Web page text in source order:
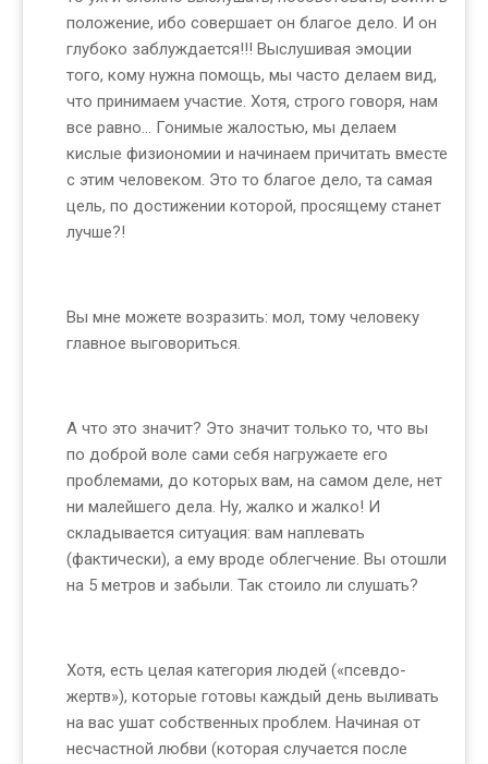
положение, ибо совершает он благое дело. И он
глубоко заблуждается!!! Выслушивая эмоции
того, кому нужна помощь, мы часто делаем вид,
что принимаем участие. Хотя, строго говоря, нам
все равно... Гонимые жалостью, мы делаем
кислые физиономии и начинаем причитать вместе
с этим человеком. Это то благое дело, та самая
цель, по достижении которой, просящему станет
лучше?!
Вы мне можете возразить: мол, тому человеку
главное выговориться.
А что это значит? Это значит только то, что вы
по доброй воле сами себя нагружаете его
проблемами, до которых вам, на самом деле, нет
ни малейшего дела. Ну, жалко и жалко! И
складывается ситуация: вам наплевать
(фактически), а ему вроде облегчение. Вы отошли
на 5 метров и забыли. Так стоило ли слушать?
Хотя, есть целая категория людей («псевдо-
жертв»), которые готовы каждый день выливать
на вас ушат собственных проблем. Начиная от
несчастной любви (которая случается после